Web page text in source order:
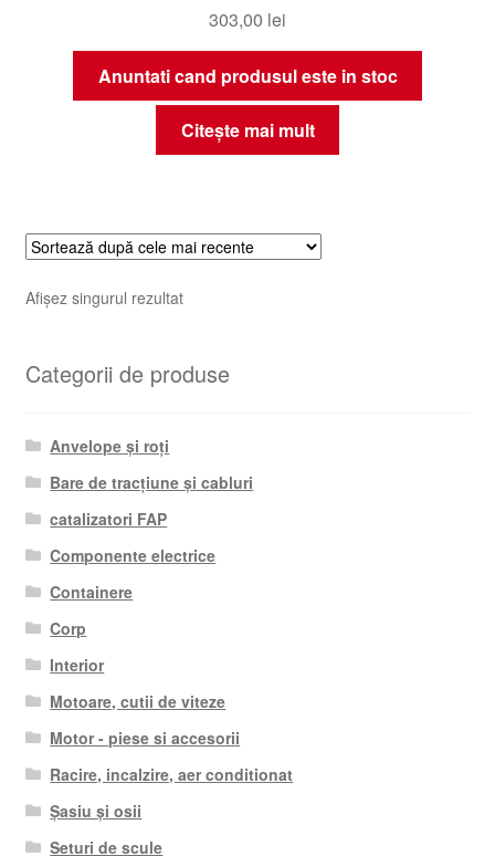
303,00 lei
Anuntati cand produsul este in stoc
Citește mai mult
Afișez singurul rezultat
Categorii de produse
Anvelope și roți
Bare de tracțiune și cabluri
catalizatori FAP
Componente electrice
Containere
Corp
Interior
Motoare, cutii de viteze
Motor - piese si accesorii
Racire, incalzire, aer conditionat
Șasiu și osii
Seturi de scule